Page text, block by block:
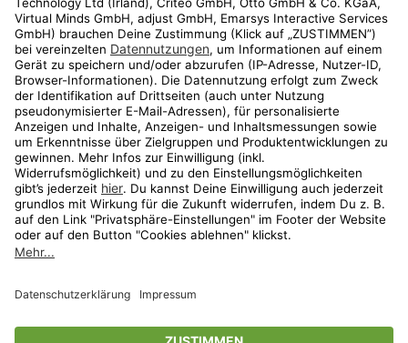
Shop
Aktionen
Travel